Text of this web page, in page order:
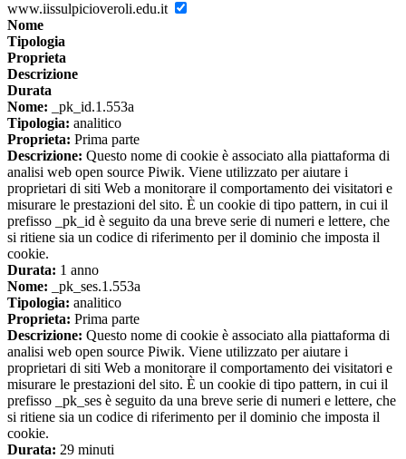
www.iissulpicioveroli.edu.it
Nome
Tipologia
Proprieta
Descrizione
Durata
Nome: _pk_id.1.553a
Tipologia: analitico
Proprieta: Prima parte
Descrizione: Questo nome di cookie è associato alla piattaforma di
analisi web open source Piwik. Viene utilizzato per aiutare i
proprietari di siti Web a monitorare il comportamento dei visitatori e
misurare le prestazioni del sito. È un cookie di tipo pattern, in cui il
prefisso _pk_id è seguito da una breve serie di numeri e lettere, che
si ritiene sia un codice di riferimento per il dominio che imposta il
cookie.
Durata: 1 anno
Nome: _pk_ses.1.553a
Tipologia: analitico
Proprieta: Prima parte
Descrizione: Questo nome di cookie è associato alla piattaforma di
analisi web open source Piwik. Viene utilizzato per aiutare i
proprietari di siti Web a monitorare il comportamento dei visitatori e
misurare le prestazioni del sito. È un cookie di tipo pattern, in cui il
prefisso _pk_ses è seguito da una breve serie di numeri e lettere, che
si ritiene sia un codice di riferimento per il dominio che imposta il
cookie.
Durata: 29 minuti